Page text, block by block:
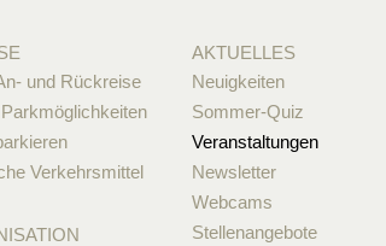
und Rückreise
Verkehrsmittel
AKTUELLES
Neuigkeiten
Sommer-Quiz
Veranstaltungen
Newsletter
Webcams
Stellenangebote